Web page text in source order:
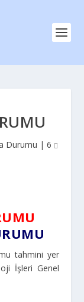
Durumu | 6
tahmini yer
İşleri Genel